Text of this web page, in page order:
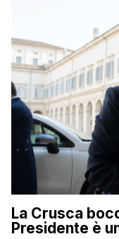
La Crusca
Presidente è